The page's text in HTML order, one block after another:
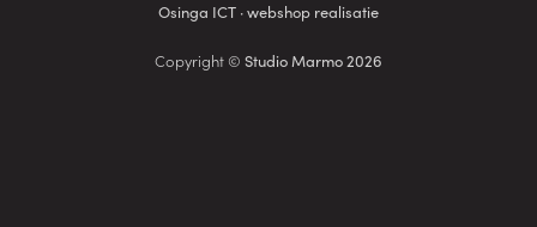
Osinga ICT · webshop realisatie
Copyright © Studio Marmo 2026